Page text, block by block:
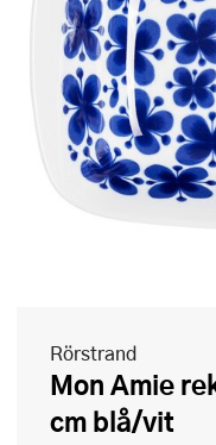
Rörstrand
Mon Amie rektangulär skål 21
cm blå/vit